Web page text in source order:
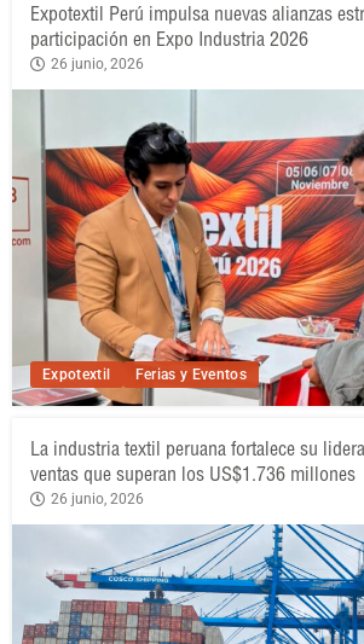
Expotextil Ferias y Eventos
Expotextil Perú impulsa nuevas alianzas
participación en Expo Industria 2026
26 junio, 2026
La industria textil peruana fortalece su
ventas que superan los US$1.736 millones
26 junio, 2026